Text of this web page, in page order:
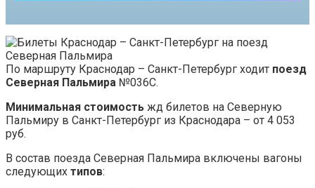
По маршруту Краснодар – Санкт-Петербург ходит поезд
Северная Пальмира №036С.
Минимальная стоимость жд билетов на Северную
Пальмиру в Санкт-Петербург из Краснодара – от 4 053
руб.
В состав поезда Северная Пальмира включены вагоны
следующих типов: